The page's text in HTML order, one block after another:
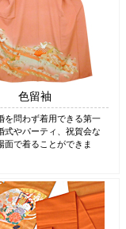
色留袖
を問わず着用できる第一
式やパーティ、祝賀会な
面で着ることができま